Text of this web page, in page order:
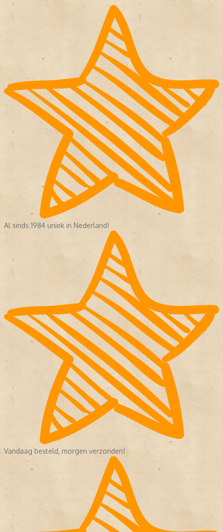
Al sinds 1984 uniek in Nederland!
Vandaag besteld, morgen verzonden!